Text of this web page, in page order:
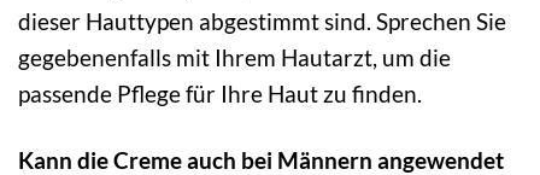
dieser Hauttypen abgestimmt sind. Sprechen Sie
gegebenenfalls mit Ihrem Hautarzt, um die
passende Pflege für Ihre Haut zu finden.
Kann die Creme auch bei Männern angewendet